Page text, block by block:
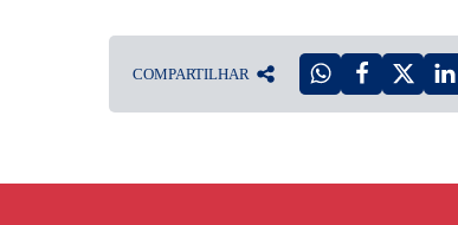
COMPARTILHAR